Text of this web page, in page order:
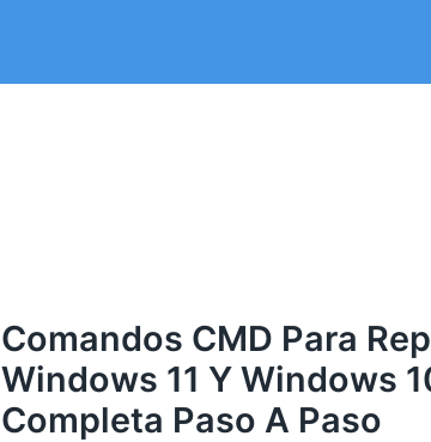
Comandos CMD Para
Windows 11 Y Windows
Completa Paso A Paso